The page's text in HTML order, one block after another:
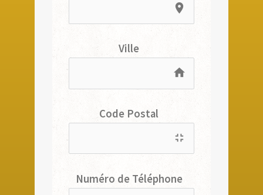
place
Ville
home
Code Postal
fullscreen_exit
Numéro de Téléphone